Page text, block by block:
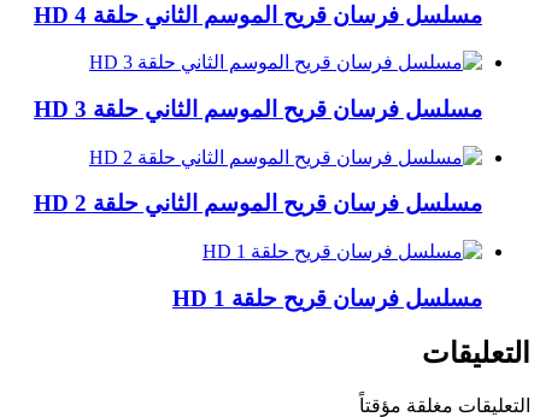
مسلسل فرسان قريح الموسم الثاني حلقة 4 HD
مسلسل فرسان قريح الموسم الثاني حلقة 3 HD
مسلسل فرسان قريح الموسم الثاني حلقة 2 HD
مسلسل فرسان قريح حلقة 1 HD
التعليقات
التعليقات مغلقة مؤقتاً